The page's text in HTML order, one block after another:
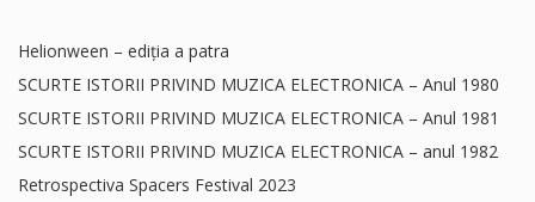
Helionween – ediția a patra
SCURTE ISTORII PRIVIND MUZICA ELECTRONICA – Anul 1980
SCURTE ISTORII PRIVIND MUZICA ELECTRONICA – Anul 1981
SCURTE ISTORII PRIVIND MUZICA ELECTRONICA – anul 1982
Retrospectiva Spacers Festival 2023